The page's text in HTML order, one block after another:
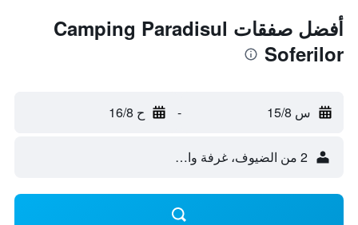
أفضل صفقات Camping Paradisul
Soferilor
س 15/8 - ح 16/8
2 من الضيوف، غرفة واحدة